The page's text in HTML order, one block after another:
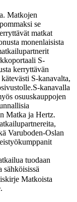
Matkojen
se
matkat
monenlaisista
S-
kerryttävän
S-kanavalta,
S-kanavalla
osuuskauppojen
Matka ja Hertz.
Varuboden-Oslan
tuodaan
Matkoista